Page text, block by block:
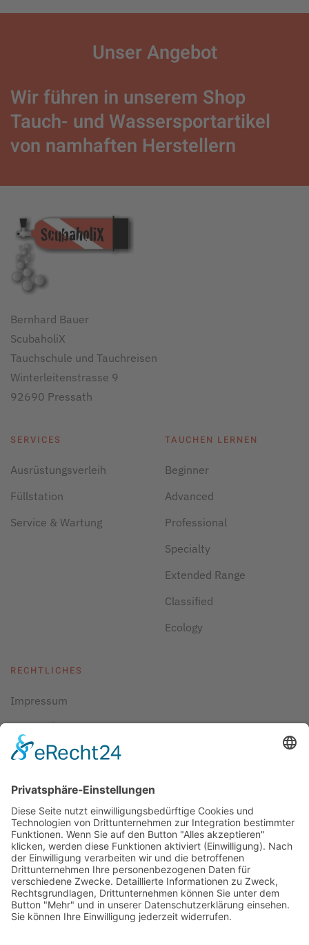
Unser Angebot
Wir führen in unserem Shop
Tauch- und Wassersportartikel
von namhaften Herstellern
Bernhard Bauer
ScubaholiX
Tauchschule und Tauchreisen
Winterleitenstrasse 9
92690 Pressath
SERVICES
Ausrüstungsverleih
Füllstation
Service & Wartung
TAUCHEN LERNEN
Beginner
Advanced
Professional
Specialty
Extended Range
Classified
Ecology
RECHTLICHES
Impressum
Datenschutz
AGBs
Copyright ©2026ScubaholiX | Tauchschule und
Tauchreisen. Alle Rechte vorbehalten.
Umsetzung und Realisierung durchWEBandWIRE
Internet- und EDV-Dienstleistungen